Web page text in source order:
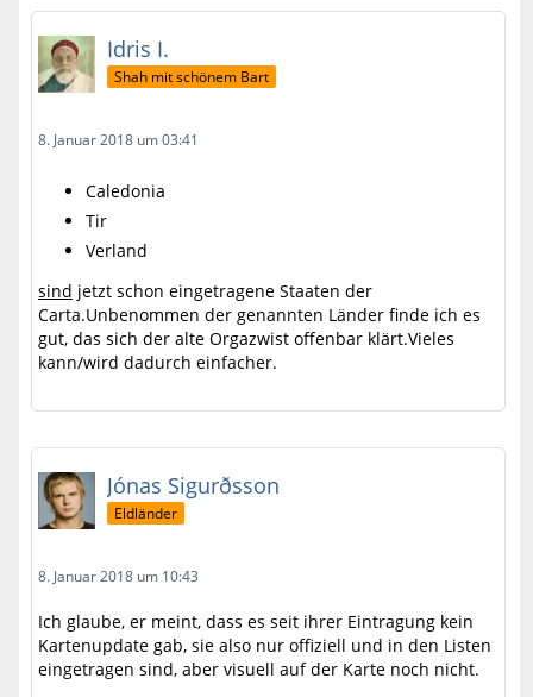
Idris I.
Shah mit schönem Bart
8. Januar 2018 um 03:41
Caledonia
Tir
Verland
sind jetzt schon eingetragene Staaten der
Carta.Unbenommen der genannten Länder finde ich es
gut, das sich der alte Orgazwist offenbar klärt.Vieles
kann/wird dadurch einfacher.
Jónas Sigurðsson
Eldländer
8. Januar 2018 um 10:43
Ich glaube, er meint, dass es seit ihrer Eintragung kein
Kartenupdate gab, sie also nur offiziell und in den Listen
eingetragen sind, aber visuell auf der Karte noch nicht.